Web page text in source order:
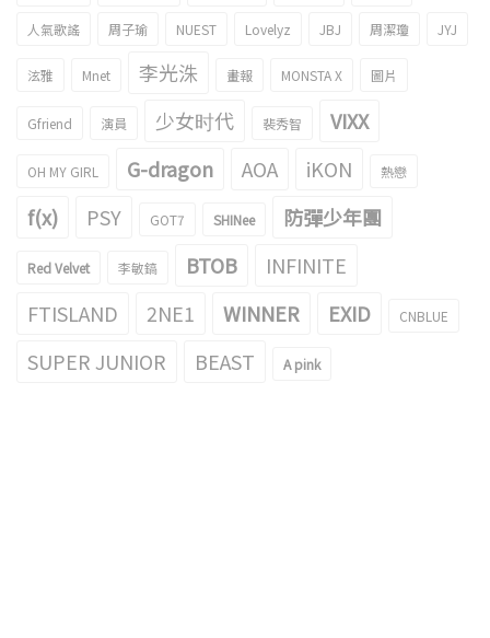
人氣歌謠 周子瑜 NUEST Lovelyz JBJ 周潔瓊 JYJ
泫雅 Mnet 李光洙 畫報 MONSTA X 圖片
Gfriend 演員 少女时代 裴秀智 VIXX
OH MY GIRL G-dragon AOA iKON 熱戀
f(x) PSY GOT7 SHINee 防彈少年團
Red Velvet 李敏鎬 BTOB
INFINITE
FTISLAND
2NE1 WINNER EXID CNBLUE
SUPER JUNIOR BEAST A pink